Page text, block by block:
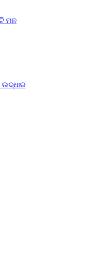
ମନ
ଉଦ୍ଧାର